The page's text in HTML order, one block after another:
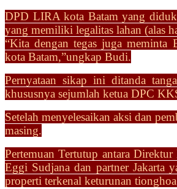
DPD LIRA kota Batam yang
yang memiliki legalitas lahan (alas
“Kita dengan tegas juga
kota Batam,”ungkap Budi.
Pernyataan sikap ini ditanda
khususnya sejumlah ketua DPC
Setelah menyelesaikan aksi dan
masing.
Pertemuan Tertutup antara Direktur
Eggi Sudjana dan partner Jakarta
properti terkenal keturunan